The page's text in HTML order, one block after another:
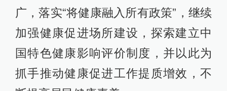
广，落实“将健康融入所有政策”，继续
加强健康促进场所建设，探索建立中
国特色健康影响评价制度，并以此为
抓手推动健康促进工作提质增效，不